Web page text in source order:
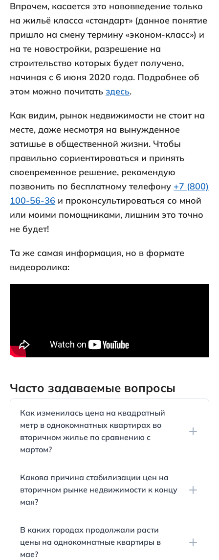
Впрочем, касается это нововведение только
на жильё класса «стандарт» (данное понятие
пришло на смену термину «эконом-класс») и
на те новостройки, разрешение на
строительство которых будет получено,
начиная с 6 июня 2020 года. Подробнее об
этом можно почитать здесь.
Как видим, рынок недвижимости не стоит на
месте, даже несмотря на вынужденное
затишье в общественной жизни. Чтобы
правильно сориентироваться и принять
своевременное решение, рекомендую
позвонить по бесплатному телефону +7 (800)
100-56-36 и проконсультироваться со мной
или моими помощниками, лишним это точно
не будет!
Та же самая информация, но в формате
видеоролика:
Часто задаваемые вопросы
Как изменилась цена на квадратный
метр в однокомнатных квартирах во
вторичном жилье по сравнению с
мартом?
большинства городов, однако Анапа стала
исключением - цена там выросла до 72 585
рублей в мае. Это может быть связано с
снятия карантина и увеличения числа туристов.
Какова причина стабилизации цен на
вторичном рынке недвижимости к концу
мая?
стабилизировались после периода снижения во
время пандемии коронавируса.
В каких городах продолжали расти
цены на однокомнатные квартиры в
мае?